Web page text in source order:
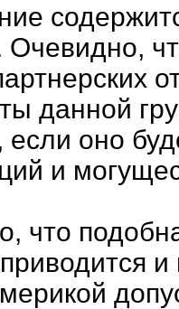
Очевидно,
данной
оно
и
что
и